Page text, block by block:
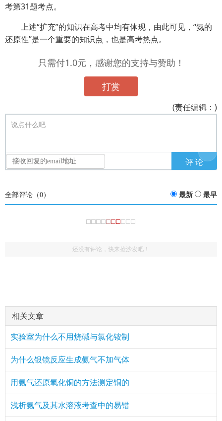
考第31题考点。
上述“扩充”的知识在高考中均有体现，由此可见，“氨的
还原性”是一个重要的知识点，也是高考热点。
只需付1.0元，感谢您的支持与赞助！
打赏
(责任编辑：)
说点什么吧
全部评论（0） 最新 最早
还没有评论，快来抢沙发吧！
相关文章
实验室为什么不用烧碱与氯化铵制
为什么银镜反应生成氨气不加气体
用氨气还原氧化铜的方法测定铜的
浅析氨气及其水溶液考查中的易错